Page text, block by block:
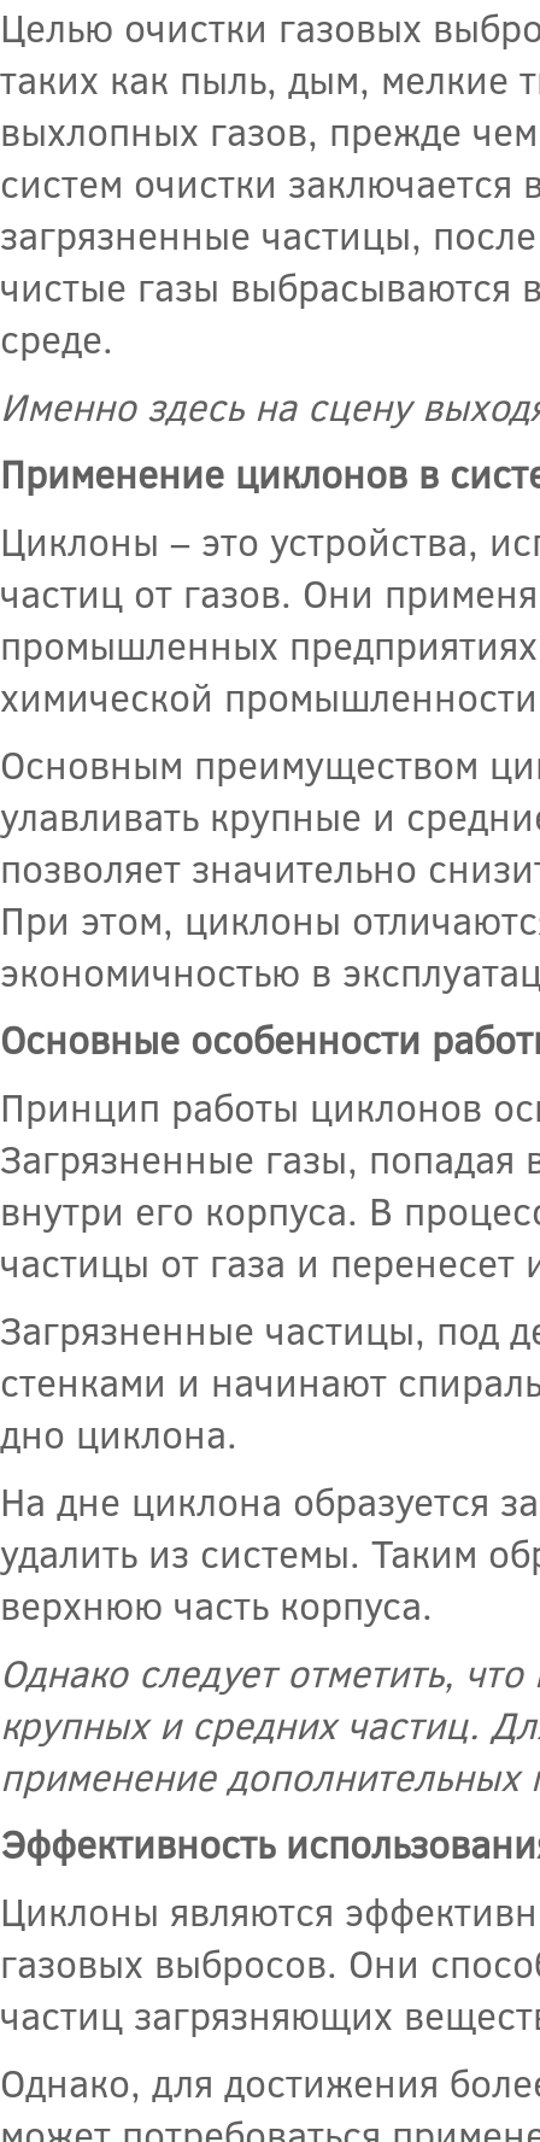
Целью очистки газовых
таких как пыль, дым, мелкие
выхлопных газов, прежде
систем очистки заключается
загрязненные частицы,
чистые газы выбрасываются
среде.
Именно здесь на сцену
Применение циклонов в
Циклоны – это устройства,
частиц от газов. Они
промышленных
химической
Основным преимуществом
улавливать крупные и
позволяет значительно
При этом, циклоны
экономичностью в
Основные особенности
Принцип работы циклонов
Загрязненные газы,
внутри его корпуса. В
частицы от газа и перенесет
Загрязненные частицы, под
стенками и начинают
дно циклона.
На дне циклона образуется
удалить из системы. Таким
верхнюю часть корпуса.
Однако следует отметить,
крупных и средних частиц.
применение дополнительных
Эффективность
Циклоны являются
газовых выбросов. Они
частиц загрязняющих
Однако, для достижения